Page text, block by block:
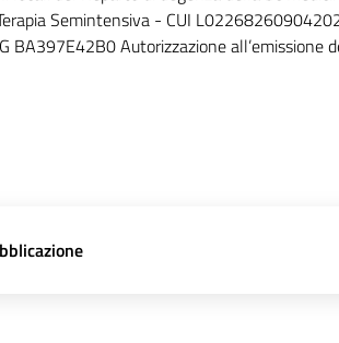
Semintensiva - CUI
BA397E42B0 Autorizzazione all’emissione